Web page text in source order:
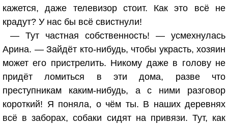
кажется, даже телевизор стоит. Как это всё не
крадут? У нас бы всё свистнули!
— Тут частная собственность! — усмехнулась
Арина. — Зайдёт кто-нибудь, чтобы украсть, хозяин
может его пристрелить. Никому даже в голову не
придёт ломиться в эти дома, разве что
преступникам каким-нибудь, а с ними разговор
короткий! Я поняла, о чём ты. В наших деревнях
всё в заборах, собаки сидят на привязи. Тут, как